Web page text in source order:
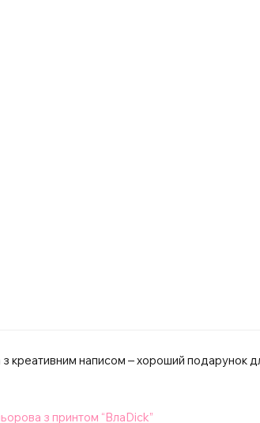
з креативним написом – хороший подарунок
з принтом “ВлаDick”